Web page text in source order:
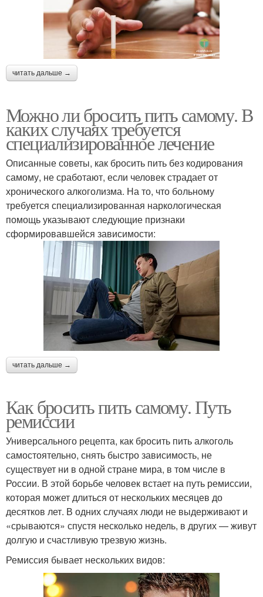
читать дальше →
Можно ли бросить пить самому. В
каких случаях требуется
специализированное лечение
Описанные советы, как бросить пить без кодирования
самому, не сработают, если человек страдает от
хронического алкоголизма. На то, что больному
требуется специализированная наркологическая
помощь указывают следующие признаки
сформировавшейся зависимости:
читать дальше →
Как бросить пить самому. Путь
ремиссии
Универсального рецепта, как бросить пить алкоголь
самостоятельно, снять быстро зависимость, не
существует ни в одной стране мира, в том числе в
России. В этой борьбе человек встает на путь ремиссии,
которая может длиться от нескольких месяцев до
десятков лет. В одних случаях люди не выдерживают и
«срываются» спустя несколько недель, в других — живут
долгую и счастливую трезвую жизнь.
Ремиссия бывает нескольких видов: